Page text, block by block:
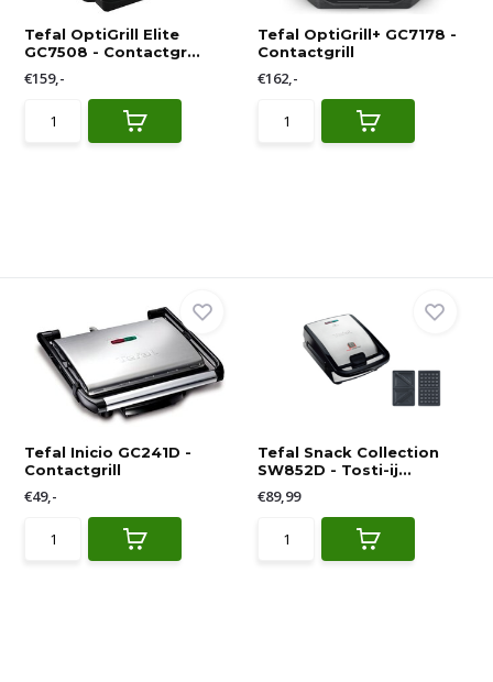
Tefal OptiGrill Elite
GC7508 - Contactgr...
€159,-
Tefal OptiGrill+ GC7178 -
Contactgrill
€162,-
Tefal Inicio GC241D -
Contactgrill
€49,-
Tefal Snack Collection
SW852D - Tosti-ij...
€89,99